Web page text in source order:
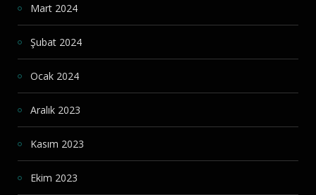
Mart 2024
Şubat 2024
Ocak 2024
Aralık 2023
Kasım 2023
Ekim 2023